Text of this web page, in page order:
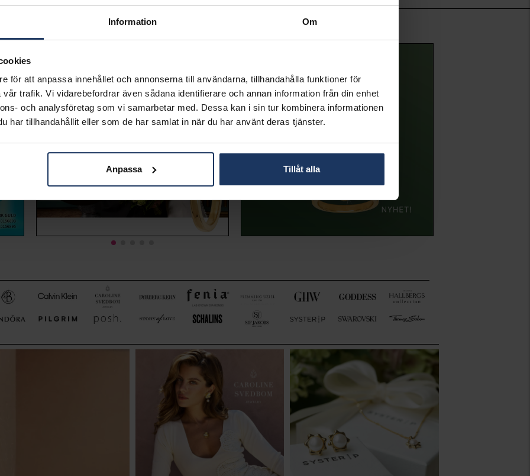
Information Om
för att anpassa innehållet och annonserna till användarna, tillhandahålla funktioner för
trafik. Vi vidarebefordrar även sådana identifierare och annan information från din enhet
och analysföretag som vi samarbetar med. Dessa kan i sin tur kombinera informationen
har tillhandahållit eller som de har samlat in när du har använt deras tjänster.
Anpassa Tillåt alla